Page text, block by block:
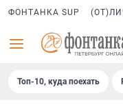
ФОНТАНКА SUP
Топ-10, куда поехать